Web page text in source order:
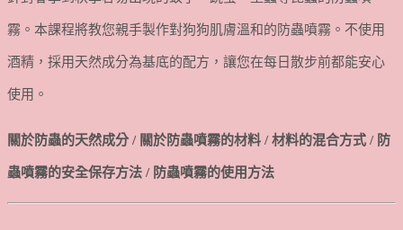
霧。本課程將教您親手製作對狗狗肌膚溫和的防蟲噴霧。不使用
酒精，採用天然成分為基底的配方，讓您在每日散步前都能安心
使用。
關於防蟲的天然成分 / 關於防蟲噴霧的材料 / 材料的混合方式 / 防
蟲噴霧的安全保存方法 / 防蟲噴霧的使用方法